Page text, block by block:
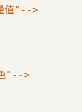
值"-->
"-->